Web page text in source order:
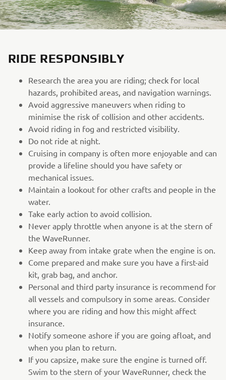
RIDE RESPONSIBLY
Research the area you are riding; check for local
hazards, prohibited areas, and navigation warnings.
Avoid aggressive maneuvers when riding to
minimise the risk of collision and other accidents.
Avoid riding in fog and restricted visibility.
Do not ride at night.
Cruising in company is often more enjoyable and can
provide a lifeline should you have safety or
mechanical issues.
Maintain a lookout for other crafts and people in the
water.
Take early action to avoid collision.
Never apply throttle when anyone is at the stern of
the WaveRunner.
Keep away from intake grate when the engine is on.
Come prepared and make sure you have a first-aid
kit, grab bag, and anchor.
Personal and third party insurance is recommend for
all vessels and compulsory in some areas. Consider
where you are riding and how this might affect
insurance.
Notify someone ashore if you are going afloat, and
when you plan to return.
If you capsize, make sure the engine is turned off.
Swim to the stern of your WaveRunner, check the